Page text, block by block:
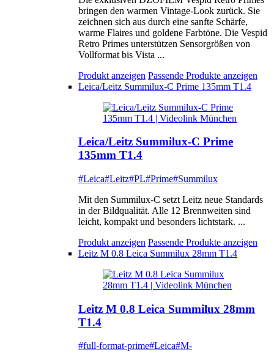
bringen den warmen Vintage-Look zurück. Sie
zeichnen sich aus durch eine sanfte Schärfe,
warme Flaires und goldene Farbtöne. Die Vespid
Retro Primes unterstützen Sensorgrößen von
Vollformat bis Vista ...
Produkt anzeigen Passende Produkte anzeigen
Leica/Leitz Summilux-C Prime 135mm T1.4
Leica/Leitz Summilux-C Prime
135mm T1.4
#Leica#Leitz#PL#Prime#Summilux
Mit den Summilux-C setzt Leitz neue Standards
in der Bildqualität. Alle 12 Brennweiten sind
leicht, kompakt und besonders lichtstark. ...
Produkt anzeigen Passende Produkte anzeigen
Leitz M 0.8 Leica Summilux 28mm T1.4
Leitz M 0.8 Leica Summilux 28mm
T1.4
#full-format-prime#Leica#M-